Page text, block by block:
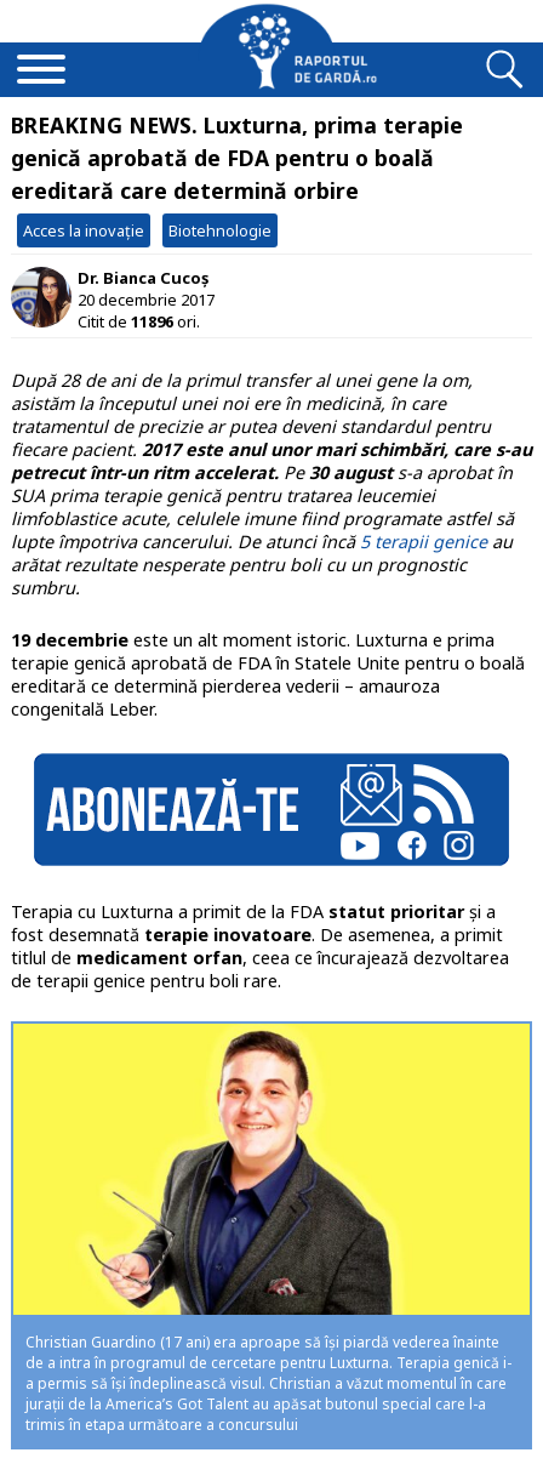
BREAKING NEWS. Luxturna, prima terapie
genică aprobată de FDA pentru o boală
ereditară care determină orbire
Acces la inovație Biotehnologie
Dr. Bianca Cucoș
20 decembrie 2017
Citit de 11896ori.
După 28 de ani de la primul transfer al unei gene la om,
asistăm la începutul unei noi ere în medicină, în care
tratamentul de precizie ar putea deveni standardul pentru
fiecare pacient. 2017 este anul unor mari schimbări, care s-au
petrecut într-un ritm accelerat. Pe30 augusts-a aprobat în
SUA prima terapie genică pentru tratarea leucemiei
limfoblastice acute, celulele imune fiind programate astfel să
lupte împotriva cancerului. De atunci încă 5 terapii geniceau
arătat rezultate nesperate pentru boli cu un prognostic
sumbru.
19 decembrieeste un alt moment istoric. Luxturna e prima
terapie genică aprobată de FDA în Statele Unite pentru o boală
ereditară ce determină pierderea vederii – amauroza
congenitală Leber.
Terapia cu Luxturna a primit de la FDA statut prioritarși a
fost desemnată terapie inovatoare. De asemenea, a primit
titlul de medicament orfan, ceea ce încurajează dezvoltarea
de terapii genice pentru boli rare.
Christian Guardino (17 ani) era aproape să își piardă vederea înainte
de a intra în programul de cercetare pentru Luxturna. Terapia genică i-
a permis să își îndeplinească visul. Christian a văzut momentul în care
jurații de la America’s Got Talent au apăsat butonul special care l-a
trimis în etapa următoare a concursului